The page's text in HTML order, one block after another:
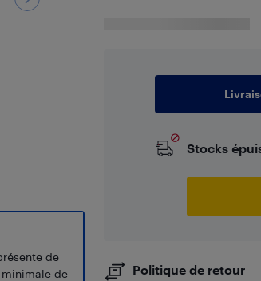
de
de
Stocks
Politique de retour